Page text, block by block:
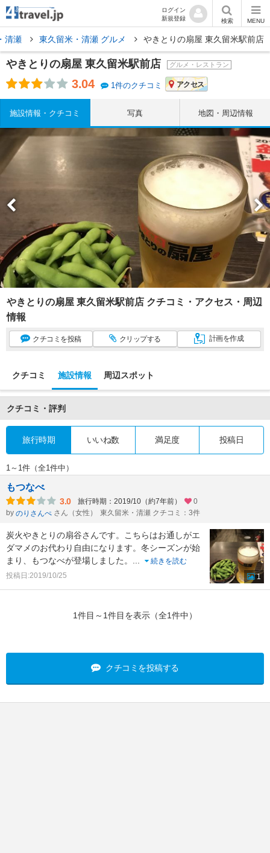
ログイン
新規登録
検索 MENU
清瀬 東久留米・清瀬 グルメ やきとりの扇屋 東久留米駅前店
やきとりの扇屋 東久留米駅前店 グルメ・レストラン
3.04 1件のクチコミ アクセス
施設情報・クチコミ 写真 地図・周辺情報
やきとりの扇屋 東久留米駅前店 クチコミ・アクセス・周辺
情報
クチコミ を投稿 クリップする 計画を作成
クチコミ 施設情報 周辺スポット
クチコミ・評判
旅行時期 いいね数 満足度 投稿日
1～1件（全1件中）
もつなべ
3.0 旅行時期：2019/10（約7年前）
0
by のりさんぺ さん（女性） 東久留米・清瀬 クチコミ：3件
炭火やきとりの扇谷さんです。こちらはお通しがエ
ダマメのお代わり自由になります。冬シーズンが始
まり、もつなべが登場しました。 ...
続きを読む
投稿日:2019/10/25
1
1件目～1件目を表示（全1件中）
クチコミを投稿する